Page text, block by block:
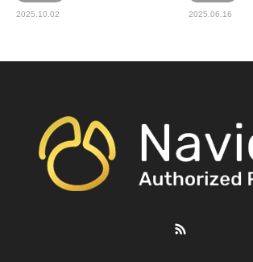
2025.10.02 2025.06.16